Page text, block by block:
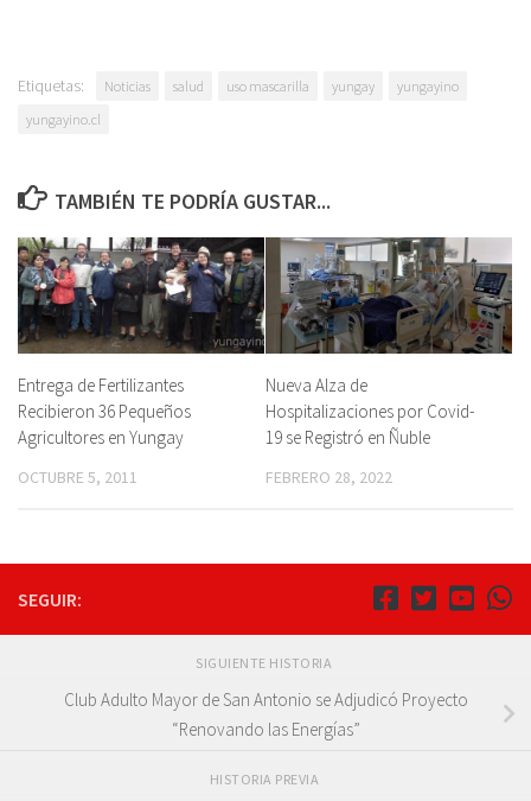
Etiquetas: Noticias salud uso mascarilla yungay
yungayino
yungayino.cl
TAMBIÉN TE PODRÍA GUSTAR...
Entrega de Fertilizantes
Recibieron 36 Pequeños
Agricultores en Yungay
OCTUBRE 5, 2011
Nueva Alza de
Hospitalizaciones por Covid-
19 se Registró en Ñuble
FEBRERO 28, 2022
SEGUIR:
SIGUIENTE HISTORIA
Club Adulto Mayor de San Antonio se Adjudicó Proyecto
“Renovando las Energías”
HISTORIA PREVIA